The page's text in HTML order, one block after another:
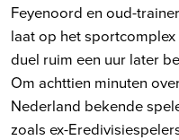
Feyenoord en oud-
laat op het
duel ruim een uur later
Om achttien minuten
Nederland bekende
zoals ex-